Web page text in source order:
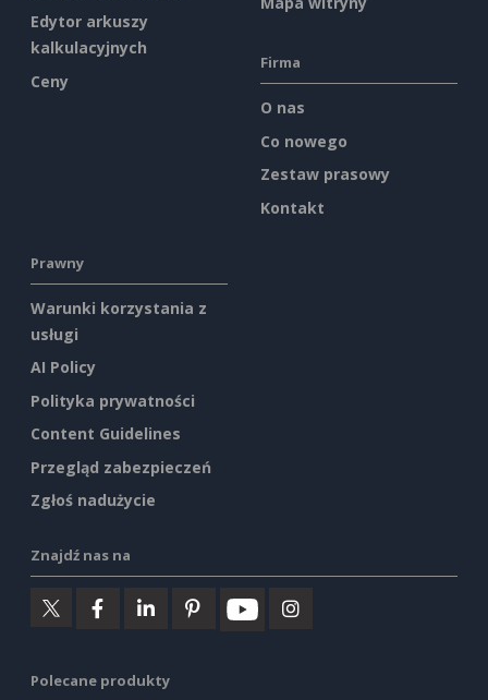
Edytor arkuszy
kalkulacyjnych
Ceny
Firma
O nas
Co nowego
Zestaw prasowy
Kontakt
Prawny
Warunki korzystania z
usługi
AI Policy
Polityka prywatności
Content Guidelines
Przegląd zabezpieczeń
Zgłoś nadużycie
Znajdź nas na
Polecane produkty